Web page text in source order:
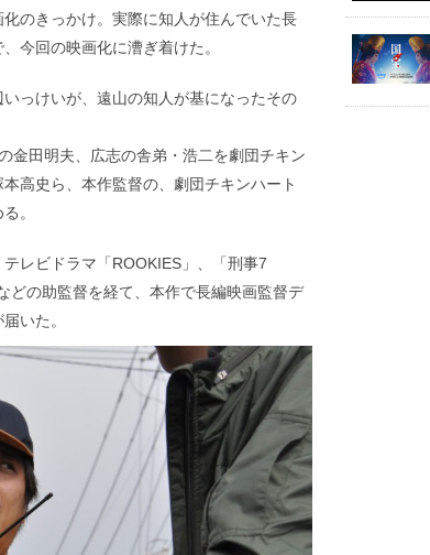
のきっかけ。実際に知人が住んでいた長
今回の映画化に漕ぎ着けた。
っけいが、遠山の知人が基になったその
金田明夫、広志の舎弟・浩二を劇団チキン
高史ら、本作監督の、劇団チキンハート
。
レビドラマ「ROOKIES」、「刑事7
どの助監督を経て、本作で長編映画監督デ
いた。